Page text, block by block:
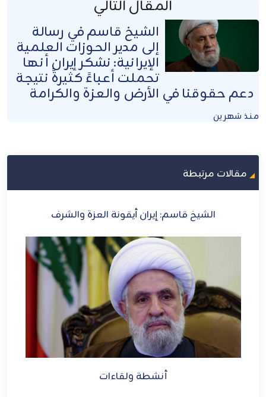
المقال التالي
الشيخ قاسم في رسالة
إلى مدير الحوزات العلمية
الإيرانية: نشكر إيران أنها
تحملت أعباءً كثيرةً نتيجة
دعم حقوقنا في الأرض والعزة والكرامة
منذ شهرين
مقالات مرتبطة
الشيخ قاسم: إيران أيقونة العزة والشرف
أنشطة ولقاءات